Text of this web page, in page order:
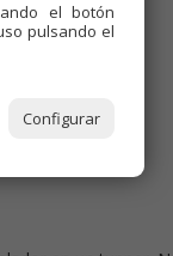
Thermomix
el botón
pulsando el
Configurar